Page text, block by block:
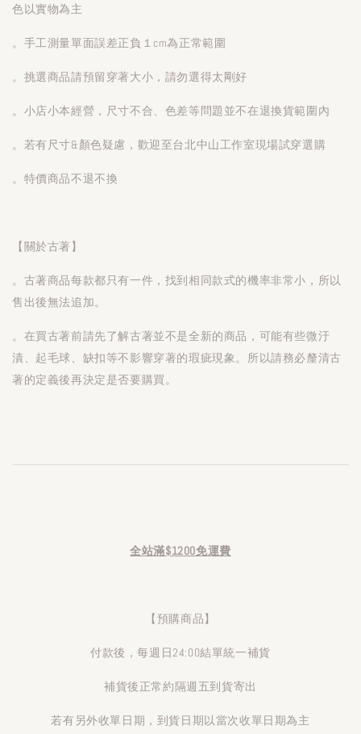
色以實物為主
。手工測量單面誤差正負１cm為正常範圍
。挑選商品請預留穿著大小，請勿選得太剛好
。小店小本經營，尺寸不合、色差等問題並不在退換貨範圍內
。若有尺寸&顏色疑慮，歡迎至台北中山工作室現場試穿選購
。特價商品不退不換
【關於古著】
。古著商品每款都只有一件，找到相同款式的機率非常小，所以
售出後無法追加。
。在買古著前請先了解古著並不是全新的商品，可能有些微汙
漬、起毛球、缺扣等不影響穿著的瑕疵現象。所以請務必釐清古
著的定義後再決定是否要購買。
全站滿$1200免運費
【預購商品】
付款後，每週日24:00結單統一補貨
補貨後正常約隔週五到貨寄出
若有另外收單日期，到貨日期以當次收單日期為主